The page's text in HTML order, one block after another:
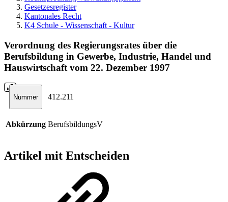
Gesetzesregister
Kantonales Recht
K4 Schule - Wissenschaft - Kultur
Verordnung des Regierungsrates über die
Berufsbildung in Gewerbe, Industrie, Handel und
Hauswirtschaft vom 22. Dezember 1997
Nummer 412.211
Abkürzung BerufsbildungsV
Artikel mit Entscheiden